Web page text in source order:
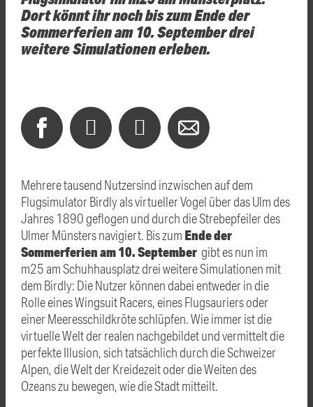
Dort könnt ihr noch bis zum Ende der
Sommerferien am 10. September drei
weitere Simulationen erleben.
Mehrere tausend Nutzersind inzwischen auf dem
Flugsimulator Birdly als virtueller Vogel über das Ulm des
Jahres 1890 geflogen und durch die Strebepfeiler des
Ulmer Münsters navigiert. Bis zum Ende der
Sommerferien am 10. September gibt es nun im
m25 am Schuhhausplatz drei weitere Simulationen mit
dem Birdly: Die Nutzer können dabei entweder in die
Rolle eines Wingsuit Racers, eines Flugsauriers oder
einer Meeresschildkröte schlüpfen. Wie immer ist die
virtuelle Welt der realen nachgebildet und vermittelt die
perfekte Illusion, sich tatsächlich durch die Schweizer
Alpen, die Welt der Kreidezeit oder die Weiten des
Ozeans zu bewegen, wie die Stadt mitteilt.